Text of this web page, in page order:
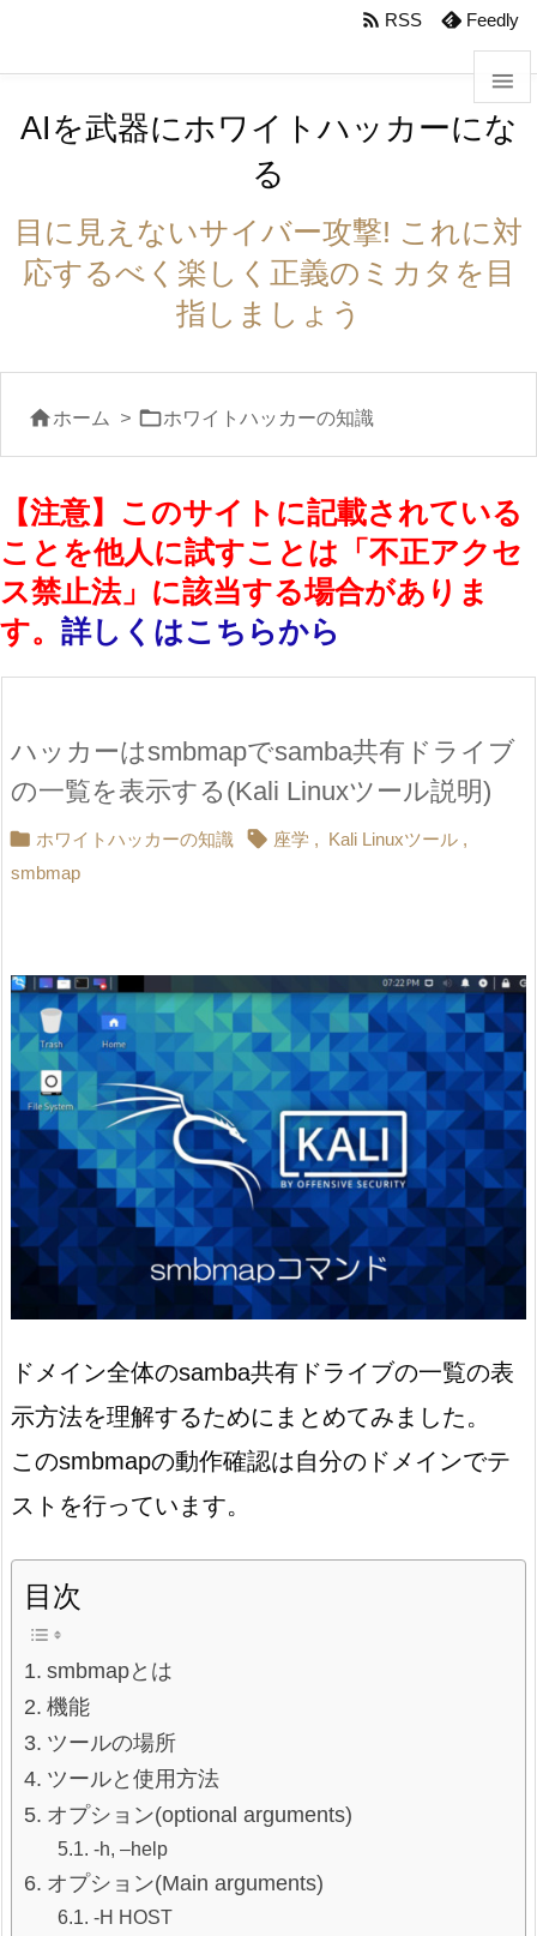



サイ


 RSS Feedly
AIを武器にホワイトハッカーにな
る
目に見えないサイバー攻撃! これに対
応するべく楽しく正義のミカタを目
指しましょう
ホーム > ホワイトハッカーの知識
【注意】このサイトに記載されている
ことを他人に試すことは「不正アクセ
ス禁止法」に該当する場合がありま
す。 詳しくはこちらから
ハッカーはsmbmapでsamba共有ドライブ
の一覧を表示する(Kali Linuxツール説明)
 ホワイトハッカーの知識  座学 , Kali Linuxツール ,
smbmap
ドメイン全体のsamba共有ドライブの一覧の表
示方法を理解するためにまとめてみました。
このsmbmapの動作確認は自分のドメインでテ
ストを行っています。
目次
smbmapとは
機能
ツールの場所
ツールと使用方法
オプション(optional arguments)
-h, –help
オプション(Main arguments)
-H HOST